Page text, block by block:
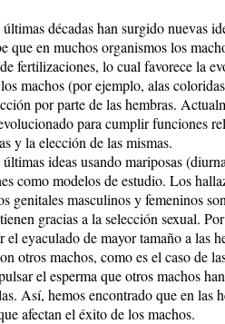
décadas han surgido nuevas
que en muchos organismos los
fertilizaciones, lo cual favorece la
machos (por ejemplo, alas
por parte de las hembras.
para cumplir funciones
y la elección de las mismas.
ideas usando mariposas
como modelos de estudio. Los
genitales masculinos y femeninos
gracias a la selección sexual.
el eyaculado de mayor tamaño a las
otros machos, como es el caso de
el esperma que otros machos
Así, hemos encontrado que en las
afectan el éxito de los machos.